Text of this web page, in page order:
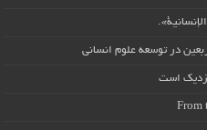
در توسعه علوم انسانی
است
From